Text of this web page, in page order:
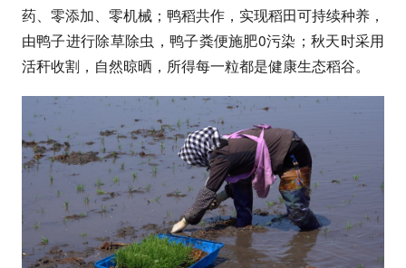
药、零添加、零机械；鸭稻共作，实现稻田可持续种养，
由鸭子进行除草除虫，鸭子粪便施肥0污染；秋天时采用
活秆收割，自然晾晒，所得每一粒都是健康生态稻谷。